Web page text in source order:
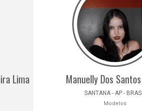
Lima Manuelly Dos
SANTANA - AP -
Modelos